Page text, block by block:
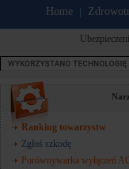
Home
Ranking towarzystw
Zgłoś szkodę
Porównywarka wyłączeń